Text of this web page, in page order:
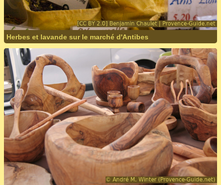
Herbes et lavande sur le marché d'Antibes